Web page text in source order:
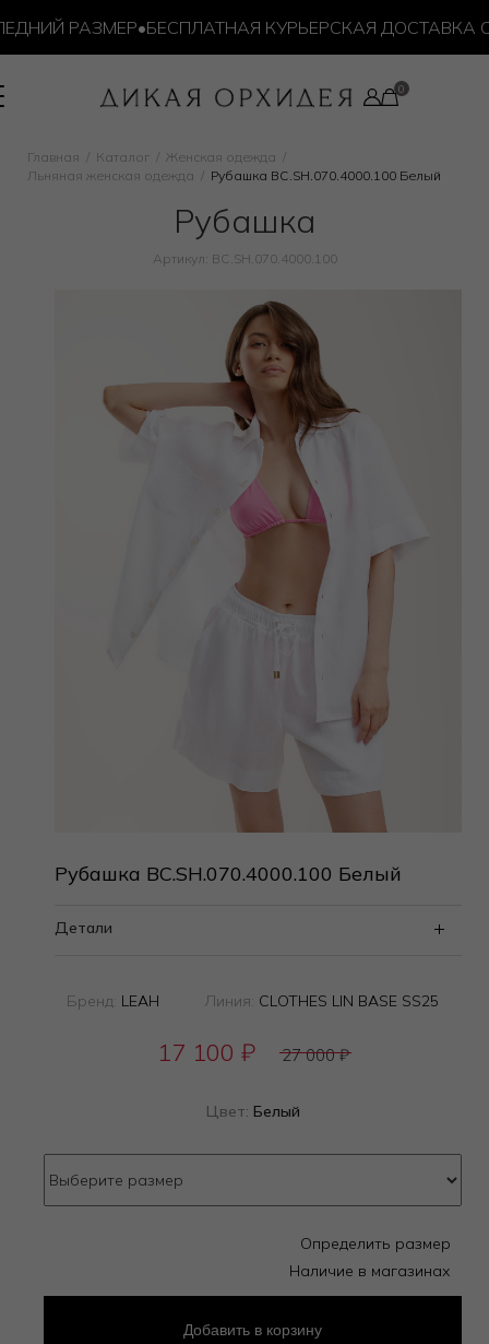
РАЗМЕР•БЕСПЛАТНАЯ КУРЬЕРСКАЯ ДОСТАВКА ОТ
Главная Каталог
Женская одежда
Льняная женская одежда
Рубашка BC.SH.070.4000.100 Белый
Рубашка
Артикул: BC.SH.070.4000.100
Рубашка BC.SH.070.4000.100 Белый
Детали
Бренд: LEAH Линия: CLOTHES LIN BASE SS25
17 100 ₽ 27 000₽
Цвет: Белый
Определить размер
Наличие в магазинах
Добавить в корзину